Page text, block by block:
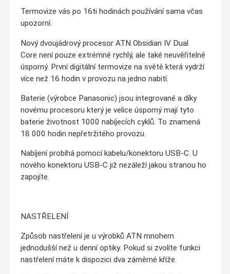
Termovize vás po 16ti hodinách používání sama včas
upozorní.
Nový dvoujádrový procesor ATN Obsidian IV Dual
Core není pouze extrémně rychlý, ale také neuvěřitelně
úsporný. První digitální termovize na světě která vydrží
více než 16 hodin v provozu na jedno nabití.
Baterie (výrobce Panasonic) jsou integrované a díky
novému procesoru který je velice úsporný mají tyto
baterie životnost 1000 nabíjecích cyklů. To znamená
18 000 hodin nepřetržitého provozu.
Nabíjení probíhá pomocí kabelu/konektoru USB-C. U
nového konektoru USB-C již nezáleží jakou stranou ho
zapojíte.
NASTŘELENÍ
Způsob nastřelení je u výrobků ATN mnohem
jednodušší než u denní optiky. Pokud si zvolíte funkci
nastřelení máte k dispozici dva záměrné kříže.